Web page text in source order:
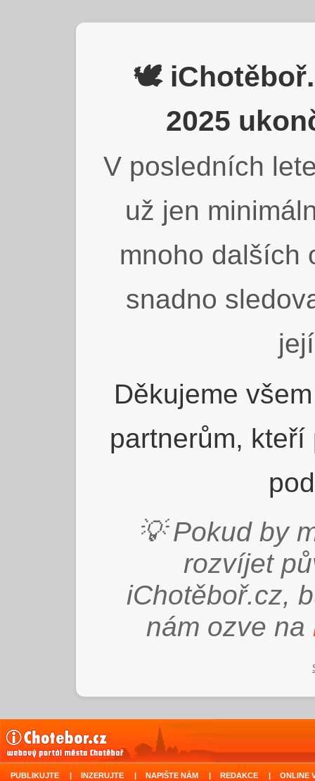
🕊️
2025
V posledních
už jen
mnoho dalších
snadno
Děkujeme
partnerům,
💡 Pokud by
rozvíjet
iChotěboř.cz,
nám ozve na
PUBLIKUJTE | INZERUJTE | NAPIŠTE NÁM | REDAKCE | ONLINE